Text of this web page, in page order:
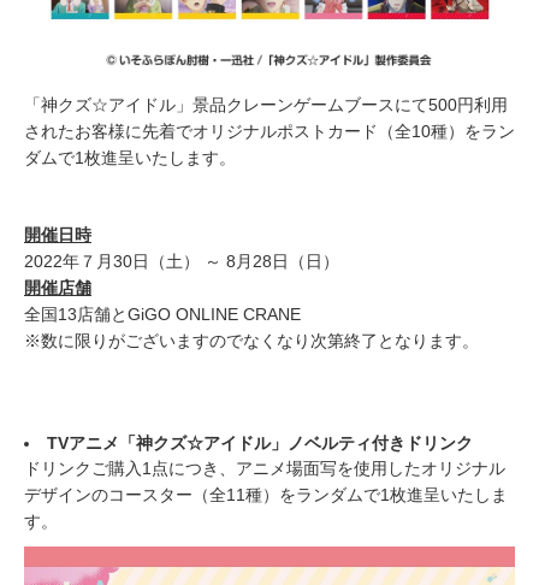
「神クズ☆アイドル」景品クレーンゲームブースにて500円利用
されたお客様に先着でオリジナルポストカード（全10種）をラン
ダムで1枚進呈いたします。
開催日時
2022年７月30日（土） ～ 8月28日（日）
開催店舗
全国13店舗とGiGO ONLINE CRANE
※数に限りがございますのでなくなり次第終了となります。
TVアニメ
「神クズ☆アイドル」ノベルティ付きドリンク
ドリンクご購入1点につき、アニメ場面写を使用したオリジナル
デザインのコースター（全11種）をランダムで1枚進呈いたしま
す。